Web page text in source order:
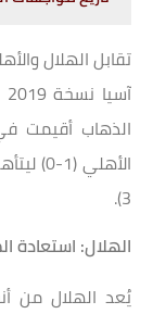
تقابل الهلال
3).
الهلال: استعادة
يُعد الهلال من